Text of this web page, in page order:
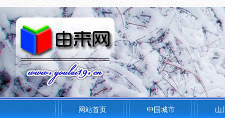
网站首页 中国城市 山